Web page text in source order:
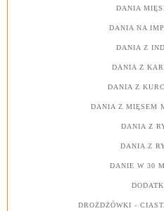
DANIA
DANIA NA
DANIA Z
DANIA Z
DANIA Z
DANIA Z MIĘSEM
DANIA Z
DANIA Z
DANIE W 30
DROŻDŻÓWKI -